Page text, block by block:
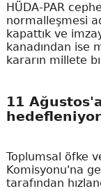
HÜDA-PAR
normalleşmesi
kapattık ve
kanadından ise
kararın millete
11
hedefleniyor
Toplumsal öfke
Komisyonu'na
tarafından